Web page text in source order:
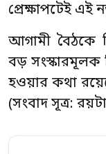
প্রেক্ষাপটেই এই
আগামী বৈঠকে
বড় সংস্কারমূলক
হওয়ার কথা
(সংবাদ সূত্র: